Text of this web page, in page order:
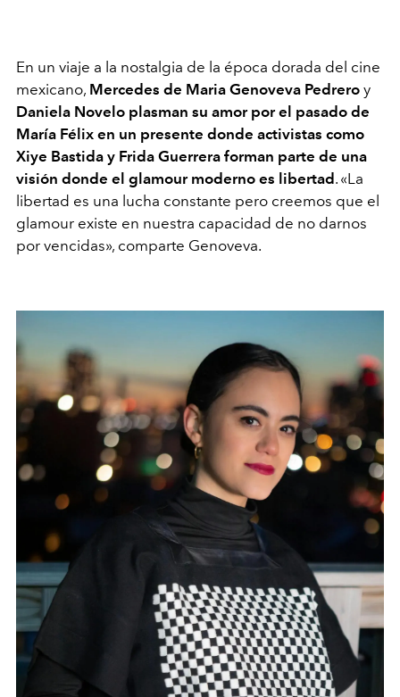
En un viaje a la nostalgia de la época dorada del cine
mexicano, Mercedes de Maria Genoveva Pedrero y
Daniela Novelo plasman su amor por el pasado de
María Félix en un presente donde activistas como
Xiye Bastida y Frida Guerrera forman parte de una
visión donde el glamour moderno es libertad. «La
libertad es una lucha constante pero creemos que el
glamour existe en nuestra capacidad de no darnos
por vencidas», comparte Genoveva.